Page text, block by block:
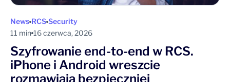
News RCS Security
11 min 16 czerwca, 2026
Szyfrowanie end-to-end w RCS.
iPhone i Android wreszcie
rozmawiają bezpieczniej